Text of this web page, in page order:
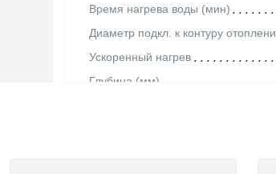
Время нагрева воды (мин)
Диаметр подкл. к контуру
Ускоренный нагрев
Глубина (мм)